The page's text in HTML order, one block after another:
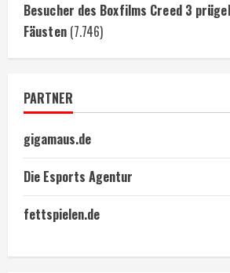
Besucher des Boxfilms Creed 3
Fäusten (7.746)
PARTNER
gigamaus.de
Die Esports Agentur
fettspielen.de